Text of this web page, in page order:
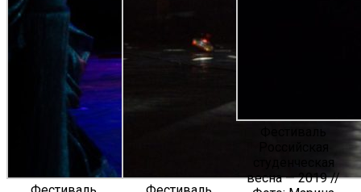
студенческая
весна — 2019 //